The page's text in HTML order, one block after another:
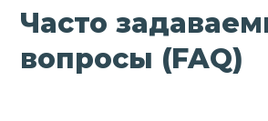
Часто
вопросы (FAQ)